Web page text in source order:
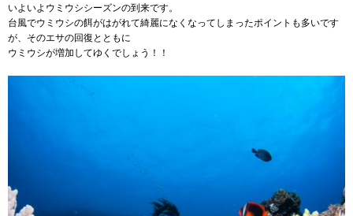
いよいよウミウシシーズンの到来です。
台風でウミウシの餌がはがれて綺麗になくなってしまったポイントも多いです
が、そのエサの回復とともに
ウミウシが増加してゆくでしょう！！